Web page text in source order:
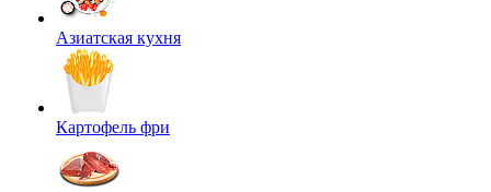
Азиатская кухня
Картофель фри